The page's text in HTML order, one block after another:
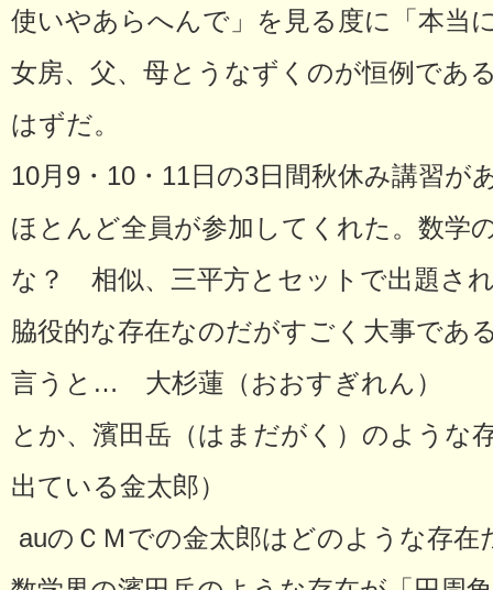
使いやあらへんで」を見る度に「本当
女房、父、母とうなずくのが恒例であ
はずだ。
10月9・10・11日の3日間秋休み講習が
ほとんど全員が参加してくれた。数学
な？ 相似、三平方とセットで出題さ
脇役的な存在なのだがすごく大事であ
言うと… 大杉蓮（おおすぎれん）
とか、濱田岳（はまだがく）のような
出ている金太郎）
auのＣＭでの金太郎はどのような存